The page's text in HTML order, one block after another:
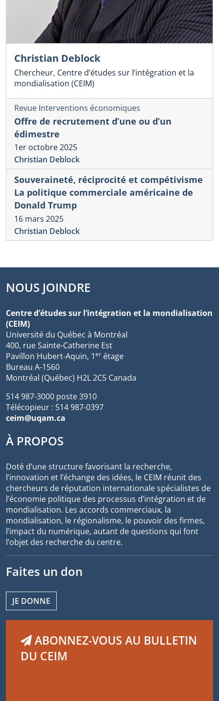
Christian Deblock
Chercheur, Centre d’études sur l’intégration et la
mondialisation (CEIM)
Revue Interventions économiques
Offre de recrutement d’une ou d’un
édimestre
1er octobre 2025
Christian Deblock
Souveraineté, réciprocité et compétivisme
La politique commerciale américaine de
Donald Trump
16 mars 2025
Christian Deblock
NOUS JOINDRE
Centre d’études sur l’intégration et la mondialisation
(CEIM)
Université du Québec à Montréal
400, rue Sainte-Catherine Est
Pavillon Hubert-Aquin, 1er étage
Bureau A-1560
Montréal (Québec) H2L 2C5 Canada
514 987-3000 poste 3910
Télécopieur : 514 987-0397
ceim@uqam.ca
À PROPOS
Doté d’une structure favorisant la recherche,
l’innovation et l’échange des idées, le CEIM réunit des
chercheurs de réputation internationale spécialistes de
l’économie politique des processus d’intégration et de
mondialisation. Les accords commerciaux, la
mondialisation, le régionalisme, le pouvoir des firmes,
l’impact du numérique, autant de questions qui font
l’objet des recherche du centre.
Faites un don
JE DONNE
ABONNEZ-VOUS AU BULLETIN
DU CEIM